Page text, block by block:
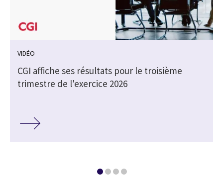
VIDÉO
CGI affiche ses résultats pour le troisième
trimestre de l'exercice 2026